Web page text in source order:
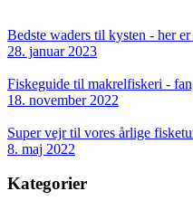
Bedste waders til kysten - her
28. januar 2023
Fiskeguide til makrelfiskeri -
18. november 2022
Super vejr til vores årlige
8. maj 2022
Kategorier